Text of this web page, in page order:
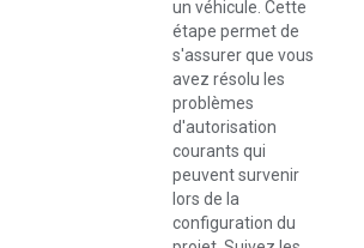
un véhicule. Cette
étape permet de
s'assurer que vous
avez résolu les
problèmes
d'autorisation
courants qui
peuvent survenir
lors de la
configuration du